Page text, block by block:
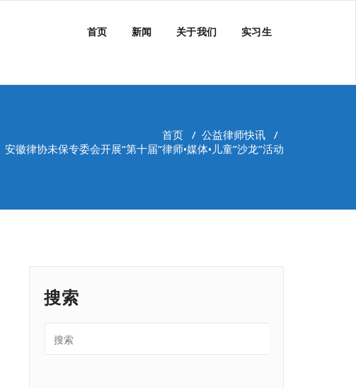
首页 新闻 关于我们 实习生
首页 / 公益律师快讯 /
安徽律协未保专委会开展“第十届“律师•媒体•儿童”沙龙”活动
搜索